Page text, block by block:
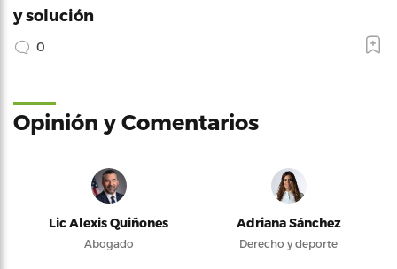
y solución
0
Opinión y Comentarios
Lic Alexis Quiñones
Abogado
Adriana Sánchez
Derecho y deporte